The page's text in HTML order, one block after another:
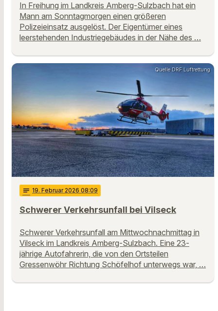
In Freihung im Landkreis Amberg-Sulzbach hat ein
Mann am Sonntagmorgen einen größeren
Polizeieinsatz ausgelöst. Der Eigentümer eines
leerstehenden Industriegebäudes in der Nähe des …
Quelle DRF Luftrettung
notes 19. Februar 2026 08:09
Schwerer Verkehrsunfall bei Vilseck
Schwerer Verkehrsunfall am Mittwochnachmittag in
Vilseck im Landkreis Amberg-Sulzbach. Eine 23-
jährige Autofahrerin, die von den Ortsteilen
Gressenwöhr Richtung Schöfelhof unterwegs war, …